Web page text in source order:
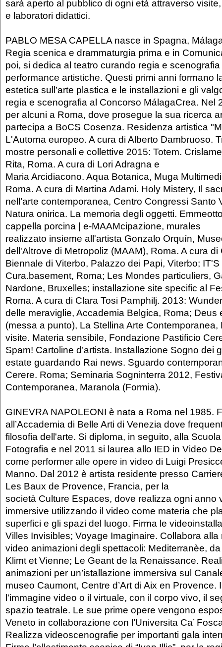
sarà aperto al pubblico di ogni età attraverso
e laboratori didattici.
PABLO MESA CAPELLA nasce in Spagna,
Regia scenica e drammaturgia prima e in
poi, si dedica al teatro curando regia e
performance artistiche. Questi primi anni formano
estetica sull’arte plastica e le installazioni e gli
regia e scenografia al Concorso MálagaCrea. Nel
per alcuni a Roma, dove prosegue la sua ricerca
partecipa a BoCS Cosenza. Residenza artistica
L'Automa europeo. A cura di Alberto Dambruoso.
mostre personali e collettive 2015: Totem.
Rita, Roma. A cura di Lori Adragna e
Maria Arcidiacono. Aqua Botanica, Muga
Roma. A cura di Martina Adami. Holy Mistery, Il
nell’arte contemporanea, Centro Congressi Santo
Natura onirica. La memoria degli oggetti.
cappella porcina | e-MAAMcipazione, murales
realizzato insieme all'artista Gonzalo Orquín,
dell'Altrove di Metropoliz (MAAM), Roma. A cura di
Biennale di Viterbo, Palazzo dei Papi, Viterbo;
Cura.basement, Roma; Les Mondes particuliers,
Nardone, Bruxelles; installazione site specific al
Roma. A cura di Clara Tosi Pamphilj. 2013:
delle meraviglie, Accademia Belgica, Roma; Deus
(messa a punto), La Stellina Arte Contemporanea,
visite. Materia sensibile, Fondazione Pastificio
Spam! Cartoline d’artista. Installazione Sogno dei
estate guardando Rai news. Sguardo
Cerere. Roma; Seminaria Sogninterra 2012,
Contemporanea, Maranola (Formia).
GINEVRA NAPOLEONI è nata a Roma nel 1985.
all’Accademia di Belle Arti di Venezia dove
filosofia dell'arte. Si diploma, in seguito, alla
Fotografia e nel 2011 si laurea allo IED in Video
come performer alle opere in video di Luigi
Manno. Dal 2012 è artista residente presso
Les Baux de Provence, Francia, per la
società Culture Espaces, dove realizza ogni anno
immersive utilizzando il video come materia che
superfici e gli spazi del luogo. Firma le
Villes Invisibles; Voyage Imaginaire. Collabora
video animazioni degli spettacoli: Mediterranèe,
Klimt et Vienne; Le Geant de la Renaissance.
animazioni per un’istallazione immersiva sul
museo Caumont, Centre d’Art di Aix en Provence.
l'immagine video o il virtuale, con il corpo vivo, il
spazio teatrale. Le sue prime opere vengono
Veneto in collaborazione con l’Universita Ca’
Realizza videoscenografie per importanti gala